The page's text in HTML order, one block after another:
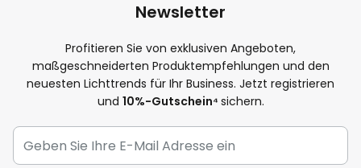
Newsletter
Profitieren Sie von exklusiven Angeboten,
maßgeschneiderten Produktempfehlungen und den
neuesten Lichttrends für Ihr Business. Jetzt registrieren
und 10%-Gutschein⁴ sichern.